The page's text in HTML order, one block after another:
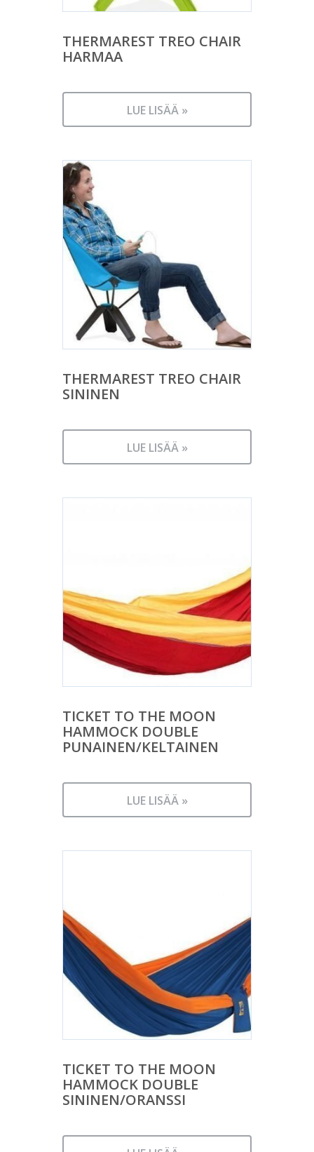
THERMAREST TREO CHAIR
HARMAA
LUE LISÄÄ »
THERMAREST TREO CHAIR
SININEN
LUE LISÄÄ »
TICKET TO THE MOON
HAMMOCK DOUBLE
PUNAINEN/KELTAINEN
LUE LISÄÄ »
TICKET TO THE MOON
HAMMOCK DOUBLE
SININEN/ORANSSI